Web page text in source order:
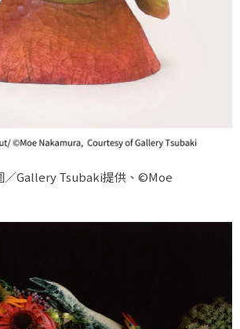
／Gallery Tsubaki提供、©Moe